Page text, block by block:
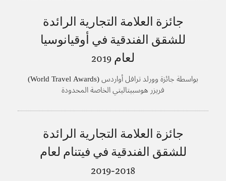
جائزة العلامة التجارية الرائدة
للشقق الفندقية في أوقيانوسيا
لعام2019
بواسطة جائزة وورلد ترافل أواردس (World Travel Awards)
فريزر هوسبيتاليتي الخاصة المحدودة
جائزة العلامة التجارية الرائدة
للشقق الفندقية في فيتنام لعام
2018-2019